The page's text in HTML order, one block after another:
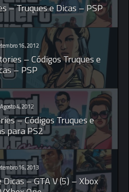
– Truques e Dicas – PSP
16, 2012
– Códigos Truques e
– PSP
Agosto 4, 2012
– Códigos Truques e
para PS2
16, 2013
– GTA V (5) – Xbox